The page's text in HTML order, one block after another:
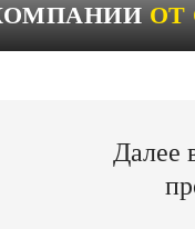
ОТ
Далее